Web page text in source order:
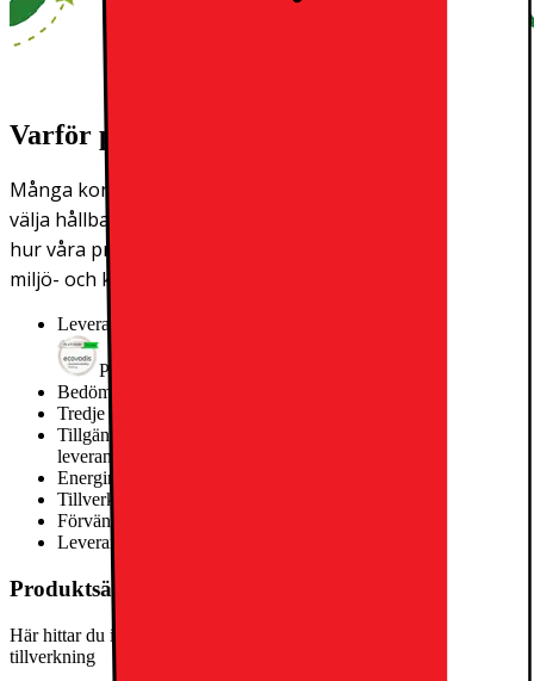
Varför publicerar vi miljöparametrar?
Många konsumenter kanske tycker att det är svårt att
välja hållbart. På Elgiganten vill vi göra det lättare att se
hur våra produkter har producerats och vilken typ av
miljö- och klimatpåverkan de har.
Leverantörens EcoVadis score
Platinum
Bedömningen gäller fr.o.m
Tredje parts miljögodkännande
Tillgängliga reservdelar i år
leverantör
Energimärkning
Tillverkad i
Förväntad livslängd i år
Leverantörens beräkning av förväntad livslängd,
Produktsäkerhetsinformation
Här hittar du information om allmän produktsäkerhet och
tillverkning